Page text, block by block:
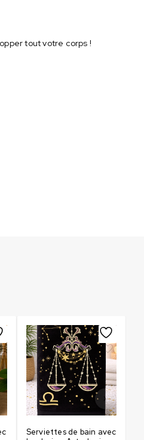
tout votre corps !
Serviettes de bain avec